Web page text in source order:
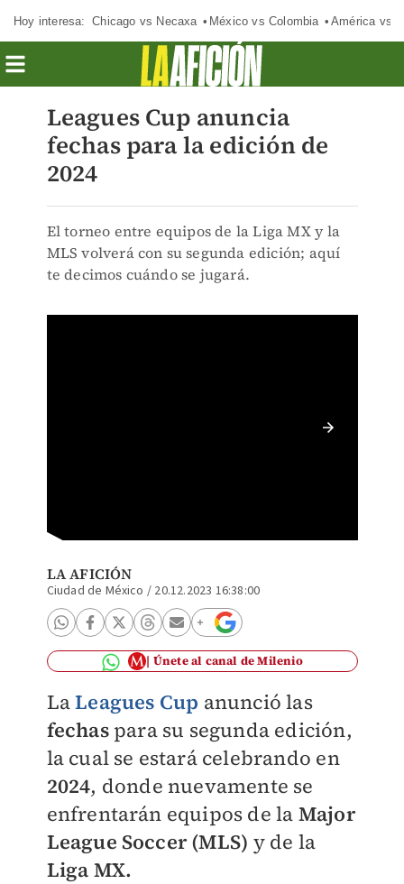
Hoy interesa: Chicago vs Necaxa México vs Colombia América vs
Leagues Cup anuncia
fechas para la edición de
2024
El torneo entre equipos de la Liga MX y la
MLS volverá con su segunda edición; aquí
te decimos cuándo se jugará.
LA AFICIÓN
Ciudad de México / 20.12.2023 16:38:00
Únete al canal de Milenio
LaLeagues Cup anunció las
fechas para su segunda edición,
la cual se estará celebrando en
2024, donde nuevamente se
enfrentarán equipos de la Major
League Soccer (MLS) y de la
Liga MX.